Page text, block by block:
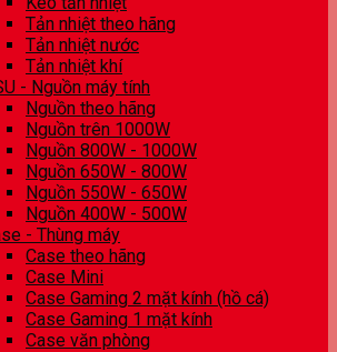
Tản nhiệt theo hãng
Tản nhiệt nước
Tản nhiệt khí
- Nguồn máy tính
Nguồn theo hãng
Nguồn trên 1000W
Nguồn 800W - 1000W
Nguồn 650W - 800W
Nguồn 550W - 650W
Nguồn 400W - 500W
- Thùng máy
Case theo hãng
Case Mini
Case Gaming 2 mặt kính (hồ cá)
Case Gaming 1 mặt kính
Case văn phòng